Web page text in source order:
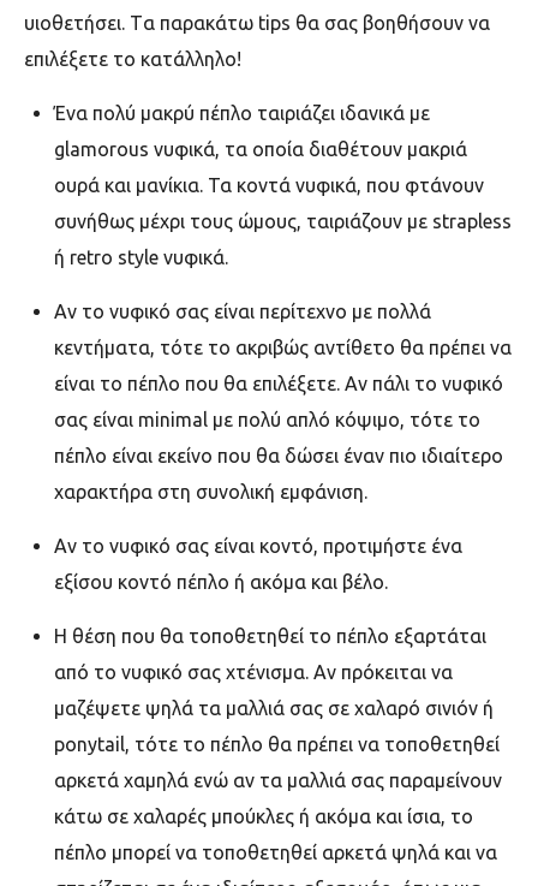
υιοθετήσει. Tα παρακάτω tips θα σας βοηθήσουν να
επιλέξετε το κατάλληλο!
Ένα πολύ μακρύ πέπλο ταιριάζει ιδανικά με
glamorous νυφικά, τα οποία διαθέτουν μακριά
ουρά και μανίκια. Τα κοντά νυφικά, που φτάνουν
συνήθως μέχρι τους ώμους, ταιριάζουν με strapless
ή retro style νυφικά.
Αν το νυφικό σας είναι περίτεχνο με πολλά
κεντήματα, τότε το ακριβώς αντίθετο θα πρέπει να
είναι το πέπλο που θα επιλέξετε. Αν πάλι το νυφικό
σας είναι minimal με πολύ απλό κόψιμο, τότε το
πέπλο είναι εκείνο που θα δώσει έναν πιο ιδιαίτερο
χαρακτήρα στη συνολική εμφάνιση.
Αν το νυφικό σας είναι κοντό, προτιμήστε ένα
εξίσου κοντό πέπλο ή ακόμα και βέλο.
Η θέση που θα τοποθετηθεί το πέπλο εξαρτάται
από το νυφικό σας χτένισμα. Αν πρόκειται να
μαζέψετε ψηλά τα μαλλιά σας σε χαλαρό σινιόν ή
ponytail, τότε το πέπλο θα πρέπει να τοποθετηθεί
αρκετά χαμηλά ενώ αν τα μαλλιά σας παραμείνουν
κάτω σε χαλαρές μπούκλες ή ακόμα και ίσια, το
πέπλο μπορεί να τοποθετηθεί αρκετά ψηλά και να